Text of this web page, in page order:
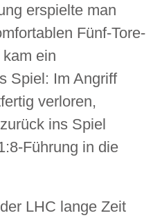
erspielte man
Fünf-Tore-
ein
Spiel: Im Angriff
verloren,
ins Spiel
Führung in die
LHC lange Zeit